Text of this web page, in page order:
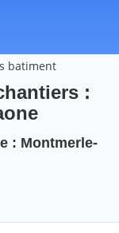
batiment
:
: Montmerle-